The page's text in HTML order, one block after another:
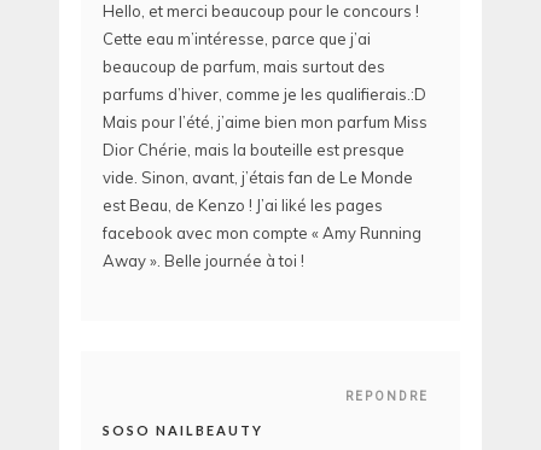
Hello, et merci beaucoup pour le concours !
Cette eau m’intéresse, parce que j’ai
beaucoup de parfum, mais surtout des
parfums d’hiver, comme je les qualifierais.:D
Mais pour l’été, j’aime bien mon parfum Miss
Dior Chérie, mais la bouteille est presque
vide. Sinon, avant, j’étais fan de Le Monde
est Beau, de Kenzo ! J’ai liké les pages
facebook avec mon compte « Amy Running
Away ». Belle journée à toi !
REPONDRE
SOSO NAILBEAUTY